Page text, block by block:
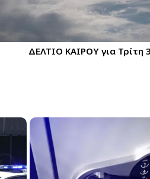
ΔΕΛΤΙΟ ΚΑΙΡΟΥ για Τρίτη